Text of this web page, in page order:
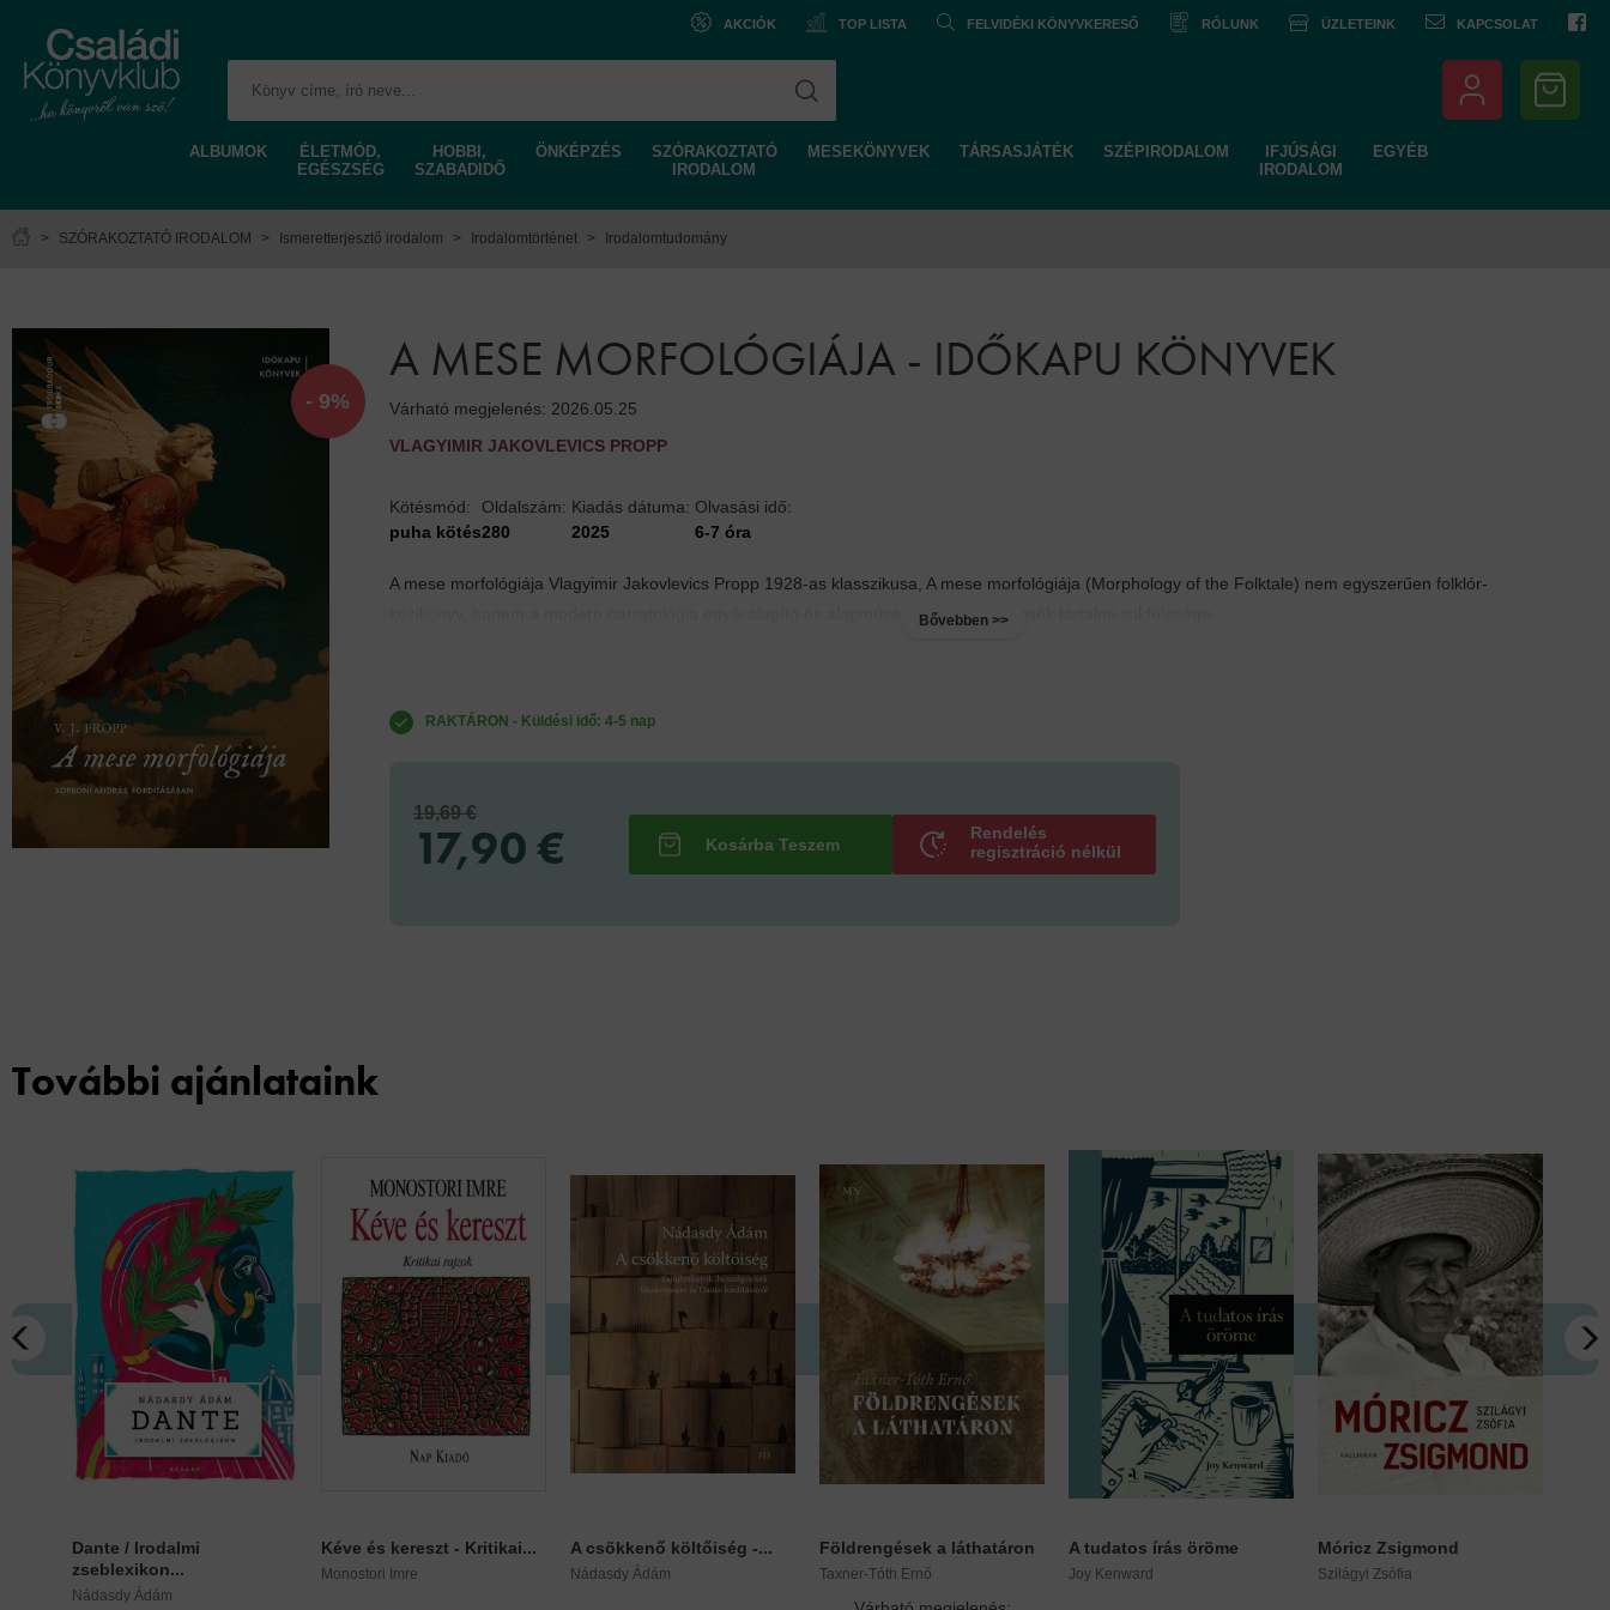
AKCIÓK TOP LISTA FELVIDÉKI KÖNYVKERESŐ RÓLUNK ÜZLETEINK KAPCSOLAT
ALBUMOK
ÉLETMÓD,
EGÉSZSÉG
HOBBI,
SZABADIDŐ
ÖNKÉPZÉS
SZÓRAKOZTATÓ
IRODALOM
MESEKÖNYVEK TÁRSASJÁTÉK SZÉPIRODALOM
IFJÚSÁGI
IRODALOM
EGYÉB
> SZÓRAKOZTATÓ IRODALOM > Ismeretterjesztő irodalom > Irodalomtörténet > Irodalomtudomány
- 9%
A MESE MORFOLÓGIÁJA - IDŐKAPU KÖNYVEK
Várható megjelenés: 2026.05.25
VLAGYIMIR JAKOVLEVICS PROPP
Kötésmód:
puha kötés
Oldalszám:
280
Kiadás dátuma:
2025
Olvasási idő:
6-7 óra
A mese morfológiája Vlagyimir Jakovlevics Propp 1928-as klasszikusa, A mese morfológiája (Morphology of the Folktale) nem egyszerűen folklór-
kézikönyv, hanem a modern narratológia egyik alapító és alapműve. Propp a népmesék tartalmi sokfélesége...
Bővebben >>
RAKTÁRON - Küldési idő: 4-5 nap
19,69 €
17,90 €
Rendelés
regisztráció nélkül
További ajánlataink
Dante / Irodalmi
zseblexikon...
Nádasdy Ádám
Kéve és kereszt - Kritikai...
Monostori Imre
A csökkenő költőiség -...
Nádasdy Ádám
Földrengések a láthatáron
Taxner-Tóth Ernő
A tudatos írás öröme
Joy Kenward
Móricz Zsigmond
Szilágyi Zsófia